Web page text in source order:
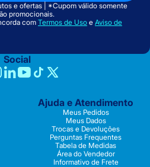
e ofertas | *Cupom válido somente
promocionais.
com Termos de Uso e Aviso de
Social
Ajuda e Atendimento
Meus Pedidos
Meus Dados
Trocas e Devoluções
Perguntas Frequentes
Tabela de Medidas
Área do Vendedor
Informativo de Frete